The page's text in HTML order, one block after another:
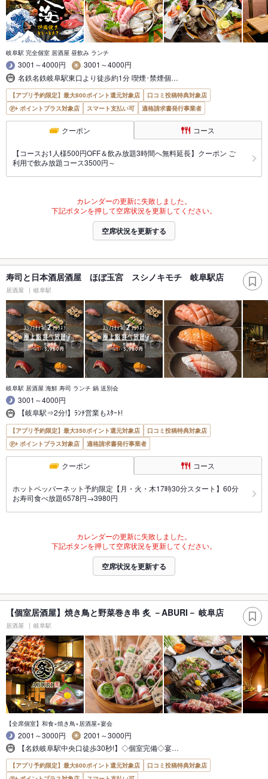
岐阜駅 完全個室 居酒屋 昼飲み ランチ
3001～4000円
3001～4000円
名鉄名鉄岐阜駅東口より徒歩約1分 喫煙･禁煙個…
【アプリ予約限定】最大800ポイント還元対象店
口コミ投稿特典対象店
ポイントプラス対象店
スマート支払い可 適格請求書発行事業者
クーポン コース
【コースお1人様500円OFF＆飲み放題3時間へ無料延長】クーポン ご
利用で飲み放題コース3500円～
カレンダーの更新に失敗しました。
下記ボタンを押して空席状況を更新してください。
空席状況を更新する
寿司と日本酒居酒屋 ほぼ玉宮 スシノキモチ 岐阜駅店
居酒屋 岐阜駅
岐阜駅 居酒屋 海鮮 寿司 ランチ 鍋 送別会
3001～4000円
【岐阜駅⇒2分!】ﾗﾝﾁ営業もｽﾀｰﾄ!
【アプリ予約限定】最大350ポイント還元対象店
口コミ投稿特典対象店
ポイントプラス対象店
適格請求書発行事業者
クーポン コース
ホットペッパーネット予約限定【月・火・木17時30分スタート】60分
お寿司食べ放題6578円→3980円
カレンダーの更新に失敗しました。
下記ボタンを押して空席状況を更新してください。
空席状況を更新する
【個室居酒屋】焼き鳥と野菜巻き串 炙 －ABURI－ 岐阜店
居酒屋 岐阜駅
【全席個室】和食×焼き鳥×居酒屋×宴会
2001～3000円
2001～3000円
【名鉄岐阜駅中央口徒歩30秒!】◇個室完備◇宴…
【アプリ予約限定】最大800ポイント還元対象店
口コミ投稿特典対象店